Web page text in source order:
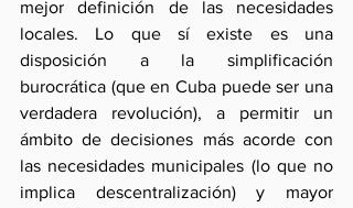
mejor definición de las necesidades
locales. Lo que sí existe es una
disposición a la simplificación
burocrática (que en Cuba puede ser una
verdadera revolución), a permitir un
ámbito de decisiones más acorde con
las necesidades municipales (lo que no
implica descentralización) y mayor